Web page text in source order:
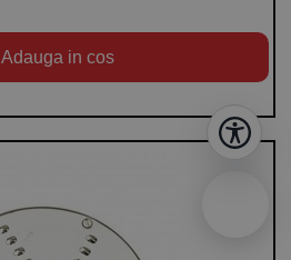
Adauga in cos